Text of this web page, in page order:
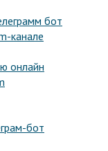
бот
канале
онлайн
бот